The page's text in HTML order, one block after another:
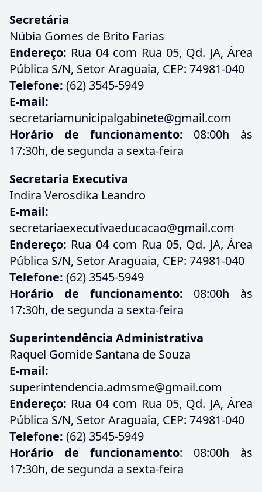
Secretária
Núbia Gomes de Brito Farias
Endereço: Rua 04 com Rua 05, Qd. JA, Área
Pública S/N, Setor Araguaia, CEP: 74981-040
Telefone: (62) 3545-5949
E-mail:
secretariamunicipalgabinete@gmail.com
Horário de funcionamento: 08:00h às
17:30h, de segunda a sexta-feira
Secretaria Executiva
Indira Verosdika Leandro
E-mail:
secretariaexecutivaeducacao@gmail.com
Endereço: Rua 04 com Rua 05, Qd. JA, Área
Pública S/N, Setor Araguaia, CEP: 74981-040
Telefone: (62) 3545-5949
Horário de funcionamento: 08:00h às
17:30h, de segunda a sexta-feira
Superintendência Administrativa
Raquel Gomide Santana de Souza
E-mail:
superintendencia.admsme@gmail.com
Endereço: Rua 04 com Rua 05, Qd. JA, Área
Pública S/N, Setor Araguaia, CEP: 74981-040
Telefone: (62) 3545-5949
Horário de funcionamento: 08:00h às
17:30h, de segunda a sexta-feira